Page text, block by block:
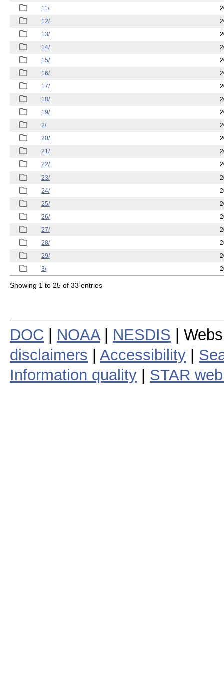
11/
12/
13/
14/
15/
16/
17/
18/
19/
2/
20/
21/
22/
23/
24/
25/
26/
27/
28/
29/
3/
Showing 1 to 25 of 33 entries
DOC NOAA| NESDIS |
disclaimers
Accessibility
Information quality
STAR